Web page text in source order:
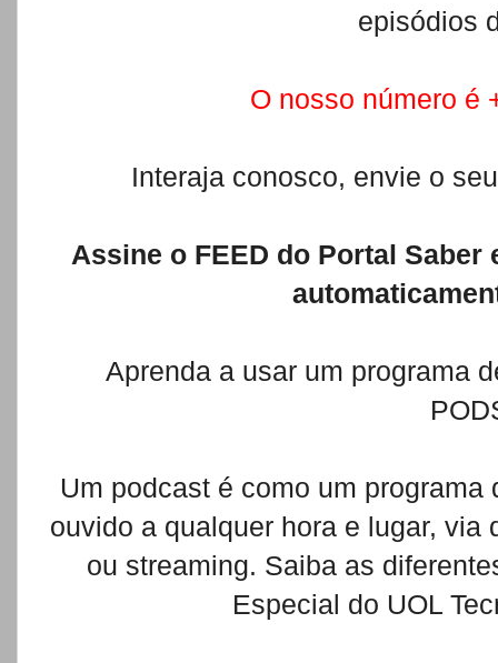
episódios
O nosso número é
Interaja conosco, envie o
Assine o FEED do Portal
Aprenda a usar um programa
Um podcast é como um
ouvido a qualquer hora e lugar,
ou streaming. Saiba as
Especial do UOL